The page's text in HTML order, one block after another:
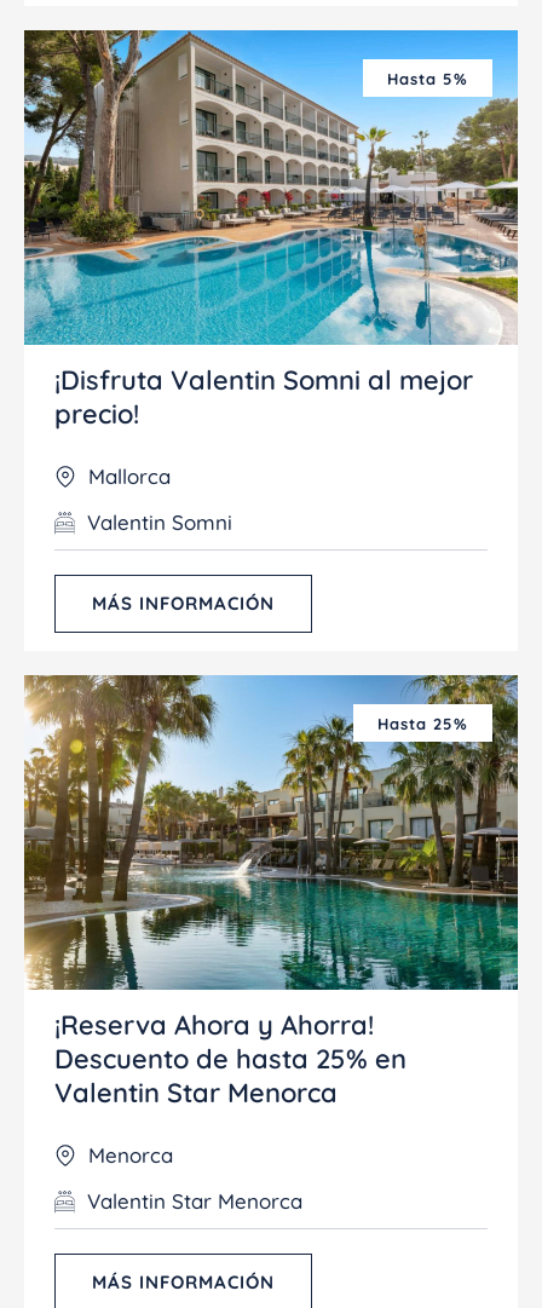
Hasta 5%
¡Disfruta Valentin Somni al mejor
precio!
Mallorca
Valentin Somni
MÁS INFORMACIÓN
Hasta 25%
¡Reserva Ahora y Ahorra!
Descuento de hasta 25% en
Valentin Star Menorca
Menorca
Valentin Star Menorca
MÁS INFORMACIÓN